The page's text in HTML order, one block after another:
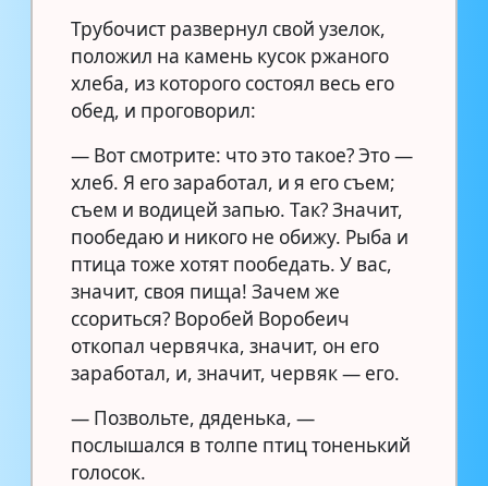
Трубочист развернул свой узелок,
положил на камень кусок ржаного
хлеба, из которого состоял весь его
обед, и проговорил:
— Вот смотрите: что это такое? Это —
хлеб. Я его заработал, и я его съем;
съем и водицей запью. Так? Значит,
пообедаю и никого не обижу. Рыба и
птица тоже хотят пообедать. У вас,
значит, своя пища! Зачем же
ссориться? Воробей Воробеич
откопал червячка, значит, он его
заработал, и, значит, червяк — его.
— Позвольте, дяденька, —
послышался в толпе птиц тоненький
голосок.